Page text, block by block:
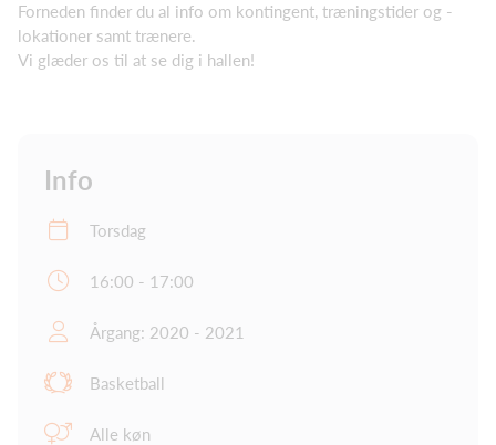
Forneden finder du al info om kontingent, træningstider og -
lokationer samt trænere.
Vi glæder os til at se dig i hallen!
Info
Torsdag
16:00 - 17:00
Årgang: 2020 - 2021
Basketball
Alle køn